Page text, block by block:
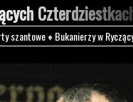
szantowe♦Bukanierzy w